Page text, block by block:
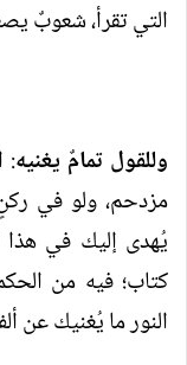
التي تقرأ، شعوبٌ
وللقول تمامٌ يغنيه:
مزدحم، ولو في
يُهدى إليك في
كتاب؛ فيه من
النور ما يُغنيك